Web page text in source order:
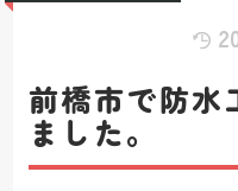
前橋市で防水
ました。